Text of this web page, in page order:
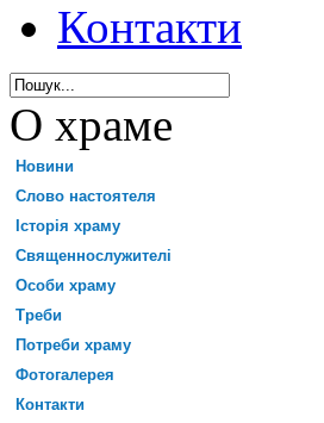
Контакти
О храме
Новини
Слово настоятеля
Історія храму
Священнослужителі
Особи храму
Треби
Потреби храму
Фотогалерея
Контакти